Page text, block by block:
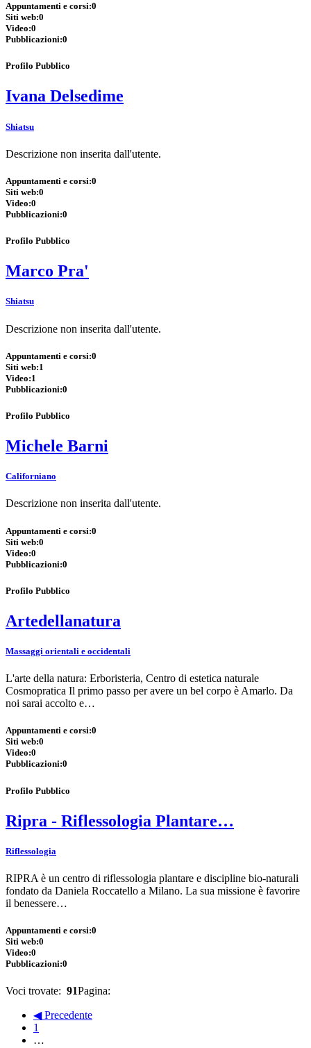
Appuntamenti e corsi:0
Siti web:0
Video:0
Pubblicazioni:0
Profilo Pubblico
Ivana Delsedime
Shiatsu
Descrizione non inserita dall'utente.
Appuntamenti e corsi:0
Siti web:0
Video:0
Pubblicazioni:0
Profilo Pubblico
Marco Pra'
Shiatsu
Descrizione non inserita dall'utente.
Appuntamenti e corsi:0
Siti web:1
Video:1
Pubblicazioni:0
Profilo Pubblico
Michele Barni
Californiano
Descrizione non inserita dall'utente.
Appuntamenti e corsi:0
Siti web:0
Video:0
Pubblicazioni:0
Profilo Pubblico
Artedellanatura
Massaggi orientali e occidentali
L'arte della natura: Erboristeria, Centro di estetica naturale
Cosmopratica Il primo passo per avere un bel corpo è Amarlo. Da
noi sarai accolto e…
Appuntamenti e corsi:0
Siti web:0
Video:0
Pubblicazioni:0
Profilo Pubblico
Ripra - Riflessologia Plantare…
Riflessologia
RIPRA è un centro di riflessologia plantare e discipline bio-naturali
fondato da Daniela Roccatello a Milano. La sua missione è favorire
il benessere…
Appuntamenti e corsi:0
Siti web:0
Video:0
Pubblicazioni:0
Voci trovate: 91Pagina:
◀ Precedente
1
…